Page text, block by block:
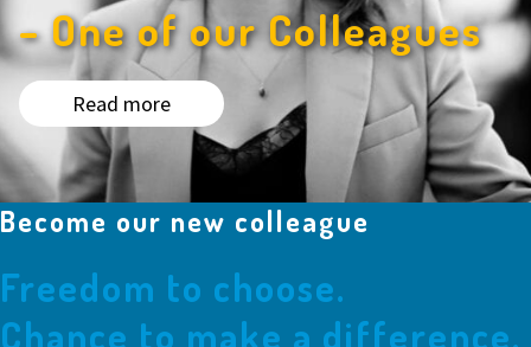
– One of our Colleagues
Read more
Become our new colleague
Freedom to choose.
Chance to make a difference.